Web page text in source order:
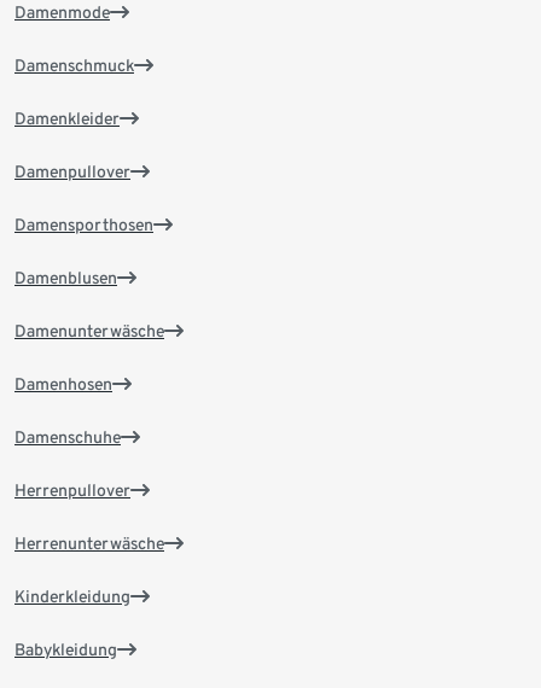
Damenmode
Damenschmuck
Damenkleider
Damenpullover
Damensporthosen
Damenblusen
Damenunterwäsche
Damenhosen
Damenschuhe
Herrenpullover
Herrenunterwäsche
Kinderkleidung
Babykleidung